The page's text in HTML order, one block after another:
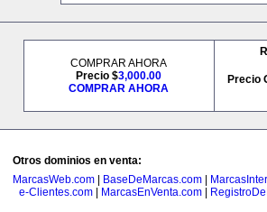
COMPRAR AHORA
Precio $3,000.00
COMPRAR AHORA
Precio
Otros dominios en venta:
MarcasWeb.com
BaseDeMarcas.com
e-Clientes.com| MarcasEnVenta.com|